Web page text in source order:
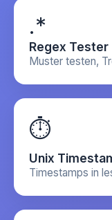
.*
Regex Tester
Muster testen,
⏱️
Unix
Timestamps in